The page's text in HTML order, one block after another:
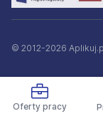
Oferty pracy
© 2012-2026